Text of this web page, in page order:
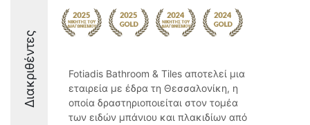
Διακριθέντες
Fotiadis Bathroom & Tiles αποτελεί μια
εταιρεία με έδρα τη Θεσσαλονίκη, η
οποία δραστηριοποιείται στον τομέα
των ειδών μπάνιου και πλακιδίων από